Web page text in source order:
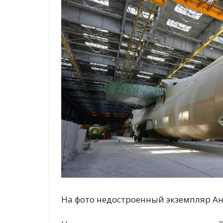
На фото недостроенный экземпляр